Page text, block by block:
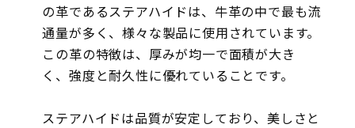
の革であるステアハイドは、牛革の中で最も流
通量が多く、様々な製品に使用されています。
この革の特徴は、厚みが均一で面積が大き
く、強度と耐久性に優れていることです。
ステアハイドは品質が安定しており、美しさと